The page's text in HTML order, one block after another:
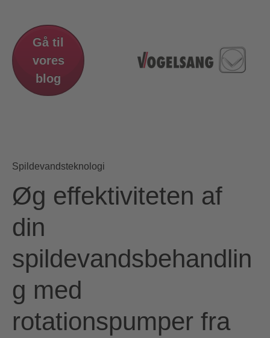
Gå til
vores
blog
Spildevandsteknologi
Øg effektiviteten af
din
spildevandsbehandlin
g med
rotationspumper fra